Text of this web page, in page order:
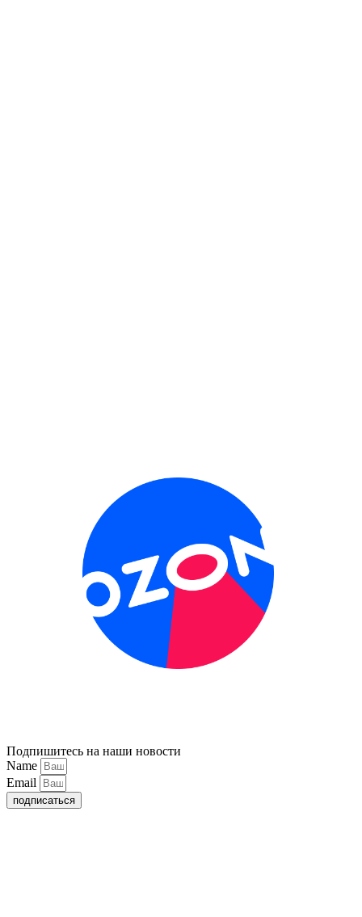
Подпишитесь на наши новости
Name
Email
подписаться